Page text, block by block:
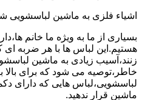
اشیاء فلزی به ماشین لباسشویی
بسیاری از ما به ویژه ما خانم
هستیم.این لباس ها با هر ضربه
زنند،آسیب زیادی به ماشین
خاطر،توصیه می شود که برای
لباسشویی،لباس هایی که دارای
ماشین قرار ندهید.